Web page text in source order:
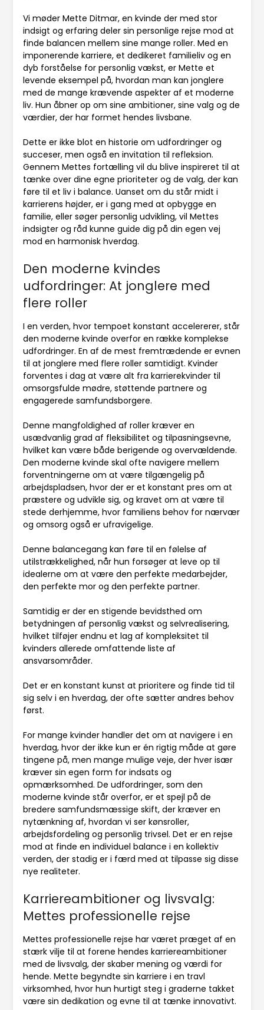
Vi møder Mette Ditmar, en kvinde der med stor
indsigt og erfaring deler sin personlige rejse mod at
finde balancen mellem sine mange roller. Med en
imponerende karriere, et dedikeret familieliv og en
dyb forståelse for personlig vækst, er Mette et
levende eksempel på, hvordan man kan jonglere
med de mange krævende aspekter af et moderne
liv. Hun åbner op om sine ambitioner, sine valg og de
værdier, der har formet hendes livsbane.
Dette er ikke blot en historie om udfordringer og
succeser, men også en invitation til refleksion.
Gennem Mettes fortælling vil du blive inspireret til at
tænke over dine egne prioriteter og de valg, der kan
føre til et liv i balance. Uanset om du står midt i
karrierens højder, er i gang med at opbygge en
familie, eller søger personlig udvikling, vil Mettes
indsigter og råd kunne guide dig på din egen vej
mod en harmonisk hverdag.
Den moderne kvindes
udfordringer: At jonglere med
flere roller
I en verden, hvor tempoet konstant accelererer, står
den moderne kvinde overfor en række komplekse
udfordringer. En af de mest fremtrædende er evnen
til at jonglere med flere roller samtidigt. Kvinder
forventes i dag at være alt fra karrierekvinder til
omsorgsfulde mødre, støttende partnere og
engagerede samfundsborgere.
Denne mangfoldighed af roller kræver en
usædvanlig grad af fleksibilitet og tilpasningsevne,
hvilket kan være både berigende og overvældende.
Den moderne kvinde skal ofte navigere mellem
forventningerne om at være tilgængelig på
arbejdspladsen, hvor der er et konstant pres om at
præstere og udvikle sig, og kravet om at være til
stede derhjemme, hvor familiens behov for nærvær
og omsorg også er ufravigelige.
Denne balancegang kan føre til en følelse af
utilstrækkelighed, når hun forsøger at leve op til
idealerne om at være den perfekte medarbejder,
den perfekte mor og den perfekte partner.
Samtidig er der en stigende bevidsthed om
betydningen af personlig vækst og selvrealisering,
hvilket tilføjer endnu et lag af kompleksitet til
kvinders allerede omfattende liste af
ansvarsområder.
Det er en konstant kunst at prioritere og finde tid til
sig selv i en hverdag, der ofte sætter andres behov
først.
For mange kvinder handler det om at navigere i en
hverdag, hvor der ikke kun er én rigtig måde at gøre
tingene på, men mange mulige veje, der hver især
kræver sin egen form for indsats og
opmærksomhed. De udfordringer, som den
moderne kvinde står overfor, er et spejl på de
bredere samfundsmæssige skift, der kræver en
nytænkning af, hvordan vi ser kønsroller,
arbejdsfordeling og personlig trivsel. Det er en rejse
mod at finde en individuel balance i en kollektiv
verden, der stadig er i færd med at tilpasse sig disse
nye realiteter.
Karriereambitioner og livsvalg:
Mettes professionelle rejse
Mettes professionelle rejse har været præget af en
stærk vilje til at forene hendes karriereambitioner
med de livsvalg, der skaber mening og værdi for
hende. Mette begyndte sin karriere i en travl
virksomhed, hvor hun hurtigt steg i graderne takket
være sin dedikation og evne til at tænke innovativt.